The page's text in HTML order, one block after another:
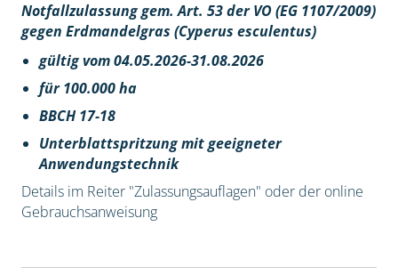
Notfallzulassung gem. Art. 53 der VO (EG 1107/2009)
gegen Erdmandelgras (Cyperus esculentus)
gültig vom 04.05.2026-31.08.2026
für 100.000 ha
BBCH 17-18
Unterblattspritzung mit geeigneter
Anwendungstechnik
Details im Reiter "Zulassungsauflagen" oder der online
Gebrauchsanweisung